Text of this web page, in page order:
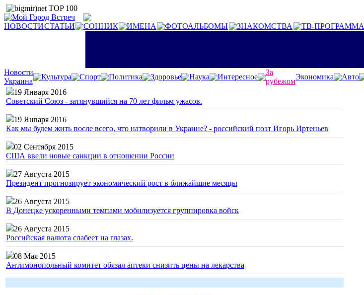
НОВОСТИСТАТЬИ СОННИК ИМЕНА ФОТОАЛЬБОМЫ ЗНАКОМСТВА ТВ-ПРОГРАММА
Новости
Украина
Культура Спорт Политика Здоровье Наука Интересное
За
рубежом
Экономика
Авто
19 Января 2016
Советский Союз - затянувшийся на 70 лет фильм ужасов.
19 Января 2016
Как мы будем жить после всего, что натворили в Украине? - российский поэт Игорь Иртеньев
02 Сентября 2015
США ввели новые санкции в отношении России
27 Августа 2015
Президент прогнозирует экономический рост в ближайшие месяцы
26 Августа 2015
В Донецке ускоренными темпами мобилизуется группировка войск
26 Августа 2015
Российская валюта слабеет на глазах.
08 Мая 2015
Антимонопольный комитет обязал аптеки снизить цены на лекарства